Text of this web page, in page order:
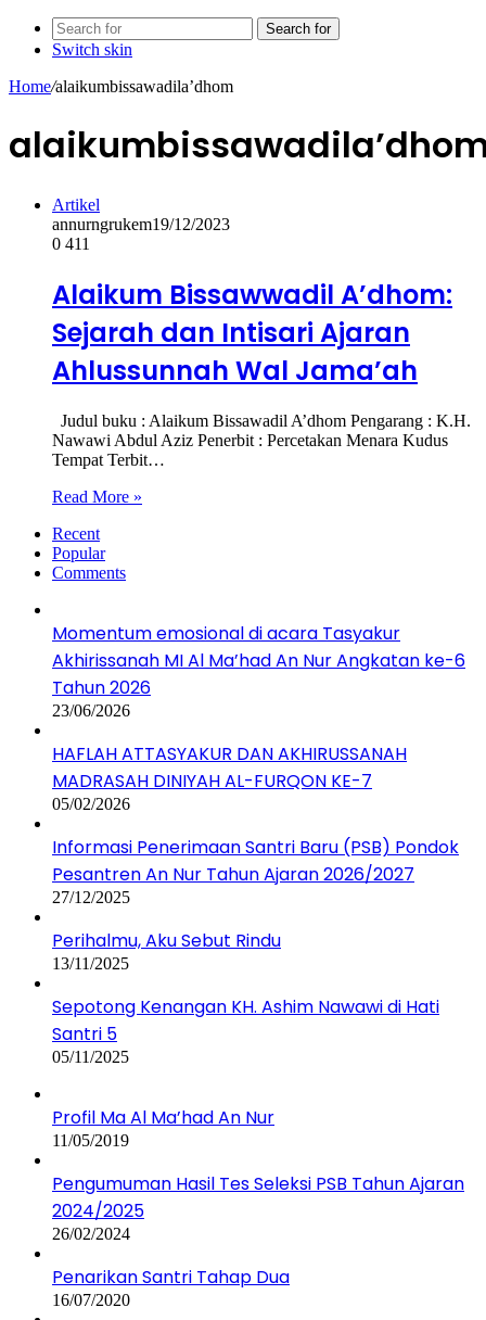
Search for
Switch skin
Home/alaikumbissawadila’dhom
Artikel
annurngrukem19/12/2023
0 411
Alaikum Bissawwadil A’dhom:
Sejarah dan Intisari Ajaran
Ahlussunnah Wal Jama’ah
Judul buku : Alaikum Bissawadil A’dhom Pengarang : K.H.
Nawawi Abdul Aziz Penerbit : Percetakan Menara Kudus
Tempat Terbit…
Read More »
Recent
Popular
Comments
Momentum emosional di acara Tasyakur
Akhirissanah MI Al Ma’had An Nur Angkatan ke-6
Tahun 2026
23/06/2026
HAFLAH ATTASYAKUR DAN AKHIRUSSANAH
MADRASAH DINIYAH AL-FURQON KE-7
05/02/2026
Informasi Penerimaan Santri Baru (PSB) Pondok
Pesantren An Nur Tahun Ajaran 2026/2027
27/12/2025
Perihalmu, Aku Sebut Rindu
13/11/2025
Sepotong Kenangan KH. Ashim Nawawi di Hati
Santri 5
05/11/2025
Profil Ma Al Ma’had An Nur
11/05/2019
Pengumuman Hasil Tes Seleksi PSB Tahun Ajaran
2024/2025
26/02/2024
Penarikan Santri Tahap Dua
16/07/2020